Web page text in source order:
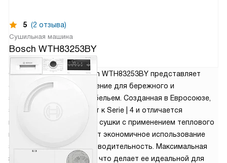
5 (2 отзыва)
Сушильная машина
Bosch WTH83253BY
117 120руб.
Сушильная машина Bosch WTH83253BY представляет
собой современное решение для бережного и
эффективного ухода за бельем. Созданная в Евросоюзе,
эта модель принадлежит к Serie | 4 и отличается
конденсационным типом сушки с применением теплового
насоса, что обеспечивает экономичное использование
энергии и высокую производительность. Максимальная
загрузка составляет 7 кг, что делает ее идеальной для